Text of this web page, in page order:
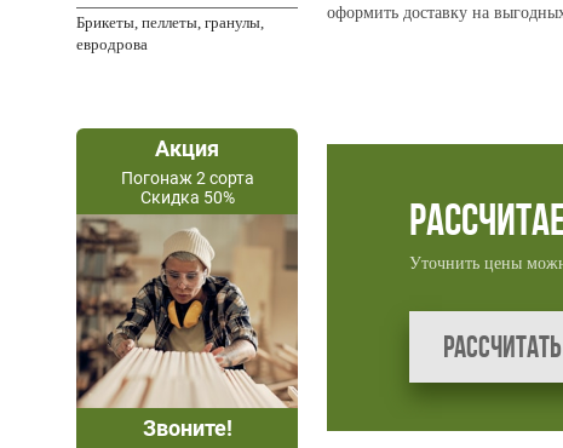
Брикеты, пеллеты, гранулы,
евродрова
Акция
Погонаж 2 сорта
Скидка 50%
Звоните!
оформить доставку на
Уточнить цены